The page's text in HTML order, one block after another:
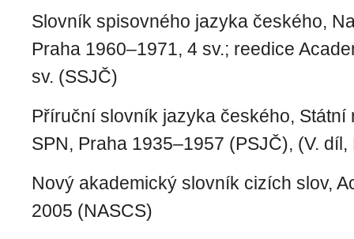
Slovník spisovného jazyka českého,
Praha 1960–1971, 4 sv.; reedice
sv. (SSJČ)
Příruční slovník jazyka českého, Státní
SPN, Praha 1935–1957 (PSJČ), (V.
Nový akademický slovník cizích slov,
2005 (NASCS)